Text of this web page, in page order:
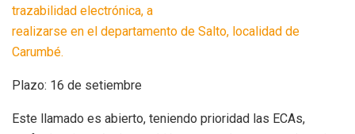
trazabilidad electrónica, a
realizarse en el departamento de Salto, localidad de
Carumbé.
Plazo: 16 de setiembre
Este llamado es abierto, teniendo prioridad las ECAs,